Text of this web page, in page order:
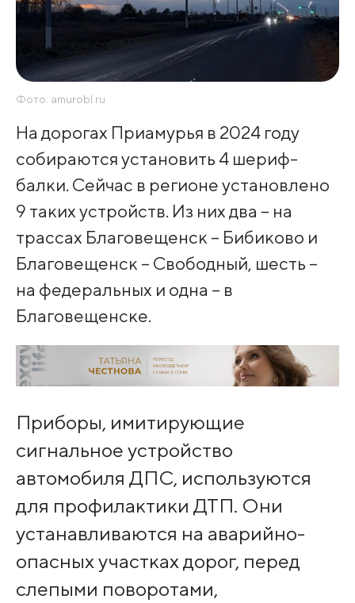
Фото: amurobl.ru
На дорогах Приамурья в 2024 году
собираются установить 4 шериф-
балки. Сейчас в регионе установлено
9 таких устройств. Из них два – на
трассах Благовещенск – Бибиково и
Благовещенск – Свободный, шесть –
на федеральных и одна – в
Благовещенске.
Приборы, имитирующие
сигнальное устройство
автомобиля ДПС, используются
для профилактики ДТП. Они
устанавливаются на аварийно-
опасных участках дорог, перед
слепыми поворотами,